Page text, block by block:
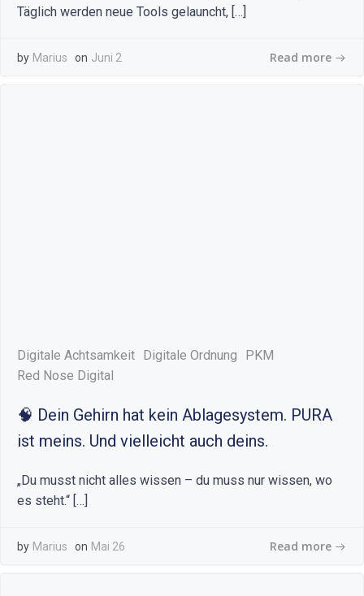
Täglich werden neue Tools gelauncht, […]
by Marius on Juni 2 Read more
Digitale Achtsamkeit Digitale Ordnung
PKM
Red Nose Digital
🧠 Dein Gehirn hat kein Ablagesystem. PURA
ist meins. Und vielleicht auch deins.
„Du musst nicht alles wissen – du muss nur wissen, wo
es steht.“ […]
by Marius on Mai 26 Read more